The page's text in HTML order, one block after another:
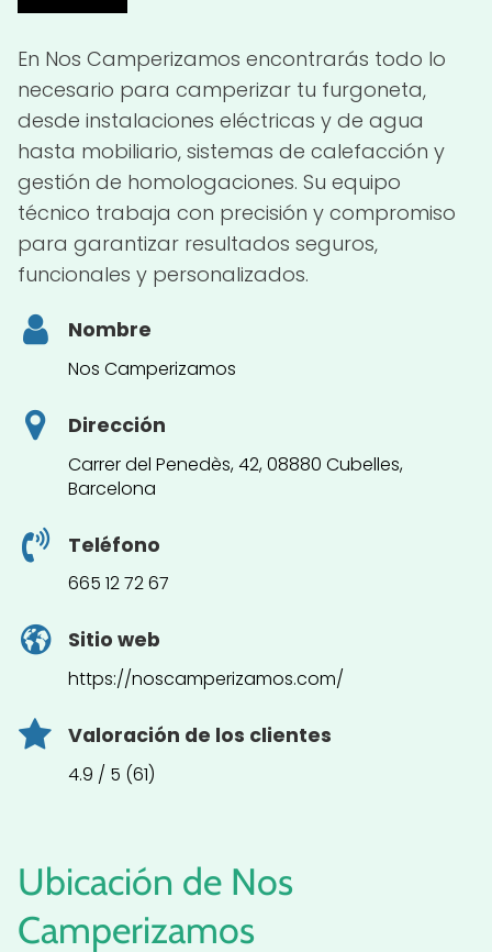
En Nos Camperizamos encontrarás todo lo
necesario para camperizar tu furgoneta,
desde instalaciones eléctricas y de agua
hasta mobiliario, sistemas de calefacción y
gestión de homologaciones. Su equipo
técnico trabaja con precisión y compromiso
para garantizar resultados seguros,
funcionales y personalizados.
Nombre
Nos Camperizamos
Dirección
Carrer del Penedès, 42, 08880 Cubelles,
Barcelona
Teléfono
665 12 72 67
Sitio web
https://noscamperizamos.com/
Valoración de los clientes
4.9 / 5 (61)
Ubicación de Nos
Camperizamos